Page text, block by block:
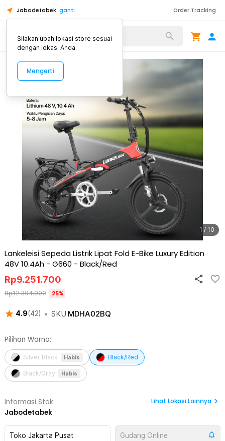
Jabodetabek ganti Order Tracking
Alat Kopi
1 / 10
Lankeleisi Sepeda Listrik Lipat Fold E-Bike Luxury Edition
48V 10.4Ah - G660 - Black/Red
4.9(42) • SKU MDHA02BQ
Rp9.251.700
Rp12.304.900 25%
Pilihan Warna:
Silver Black Habis Black/Red
Black/Gray Habis
Informasi Stok:
Jabodetabek
Lihat Lokasi Lainnya
Toko Jakarta Pusat Gudang Online
Silakan ubah lokasi store sesuai
dengan lokasi Anda.
Mengerti